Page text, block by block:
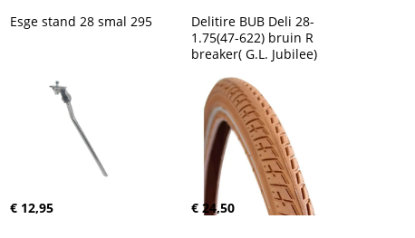
Esge stand 28 smal 295
€ 12,95
Delitire BUB Deli 28-
1.75(47-622) bruin R
breaker( G.L. Jubilee)
€ 24,50